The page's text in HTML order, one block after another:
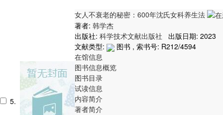
5.
女人不衰老的秘密：600年沈氏女科养生法
著者: 韩学杰
出版社: 科学技术文献出版社
出版日期: 2023
文献类型:
图书 , 索书号: R212/4594
在馆信息
图书信息概览
图书目录
试读信息
内容简介
著者简介